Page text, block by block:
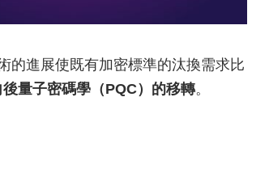
的進展使既有加密標準的汰換需求比
量子密碼學（PQC）的移轉。